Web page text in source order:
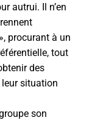
autrui. Il n’en
procurant à un
tout
des
situation
son